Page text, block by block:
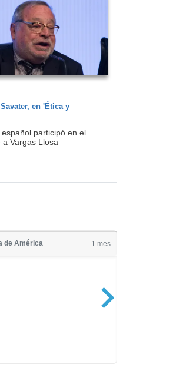
en 'Ética y
español participó en el
a Vargas Llosa
de América 1 mes